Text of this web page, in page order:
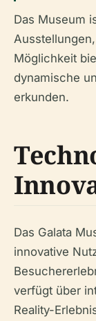
Das Museum
Möglichkeit
dynamische
erkunden.
Das Galata
innovative
verfügt über
Reality-